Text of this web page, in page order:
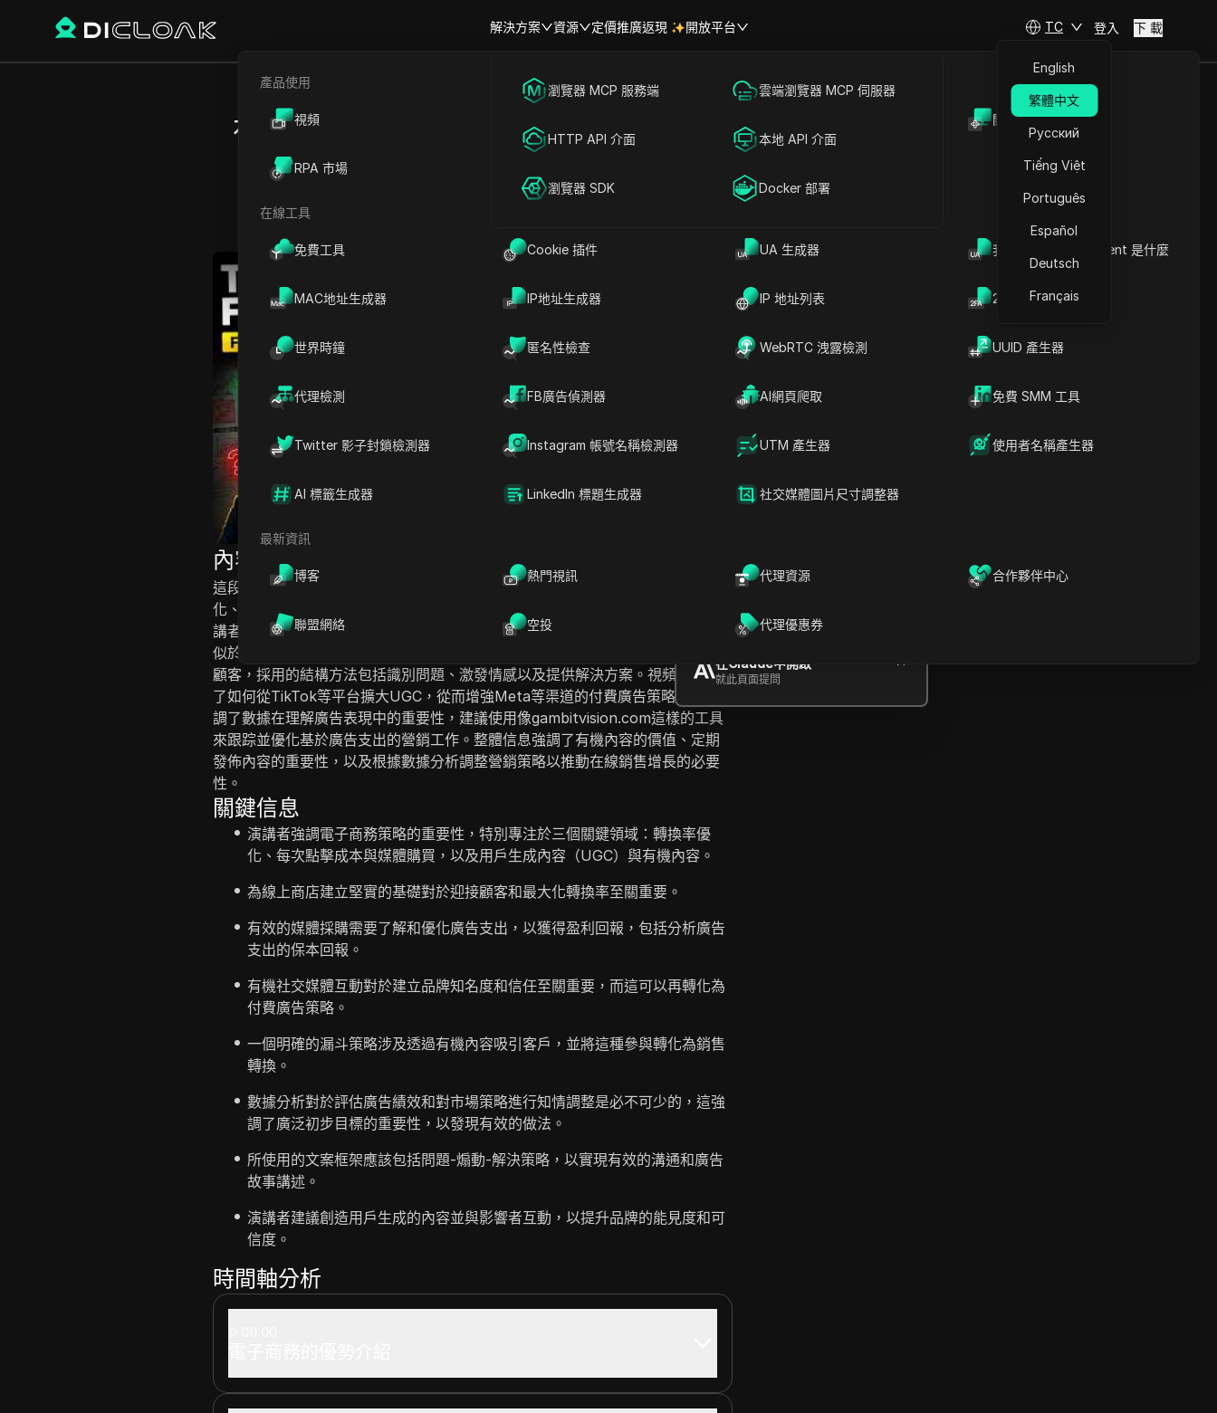
解決方案
海外社媒營銷
廣告投放
帳號共享
資源
產品使用
視頻 開放API
RPA 市場
在線工具
免費工具 Cookie 插件 UA 生成器 我的瀏覽器 User Agent 是什麼
MAC地址生成器 IP地址生成器 IP 地址列表 2FA验证码生成器
世界時鐘 匿名性檢查 WebRTC 洩露檢測 UUID 產生器
代理檢測 FB廣告偵測器 AI網頁爬取 免費 SMM 工具
Twitter 影子封鎖檢測器 Instagram 帳號名稱檢測器 UTM 產生器 使用者名稱產生器
AI 標籤生成器 LinkedIn 標題生成器 社交媒體圖片尺寸調整器
最新資訊
博客 熱門視訊 代理資源 合作夥伴中心
聯盟網絡 空投 代理優惠券
定價推廣返現 開放平台
瀏覽器 MCP 服務端 雲端瀏覽器 MCP 伺服器
HTTP API 介面 本地 API 介面
瀏覽器 SDK Docker 部署
TC
English
繁體中文
Русский
Tiếng Việt
Português
Español
Deutsch
Français
登入 下 載
首頁|熱門視訊
在10分鐘內修復不良的TikTok商店ROAS（更新於2026年5
Play Video: 在10分鐘內修復不良的TikTok商店ROAS（更新於2026年5月）
內容介紹
就此頁面提問
在Claude中開啟
就此頁面提問
這段視頻提供了有關電子商務營銷策略的洞見，強調了三個關鍵要素：轉換率優
化、每次點擊成本，以及利用用戶生成內容（UGC）和有機內容的媒體購買。演
講者擁有與眾多品牌合作的經驗，討論了為在線商店建立堅實基礎的重要性，類
似於建造一個舒適的家。他提供了關於創建有效廣告的技巧，這些廣告能夠吸引
顧客，採用的結構方法包括識別問題、激發情感以及提供解決方案。視頻還探討
了如何從TikTok等平台擴大UGC，從而增強Meta等渠道的付費廣告策略。它強
調了數據在理解廣告表現中的重要性，建議使用像gambitvision.com這樣的工具
來跟踪並優化基於廣告支出的營銷工作。整體信息強調了有機內容的價值、定期
發佈內容的重要性，以及根據數據分析調整營銷策略以推動在線銷售增長的必要
性。
關鍵信息
演講者強調電子商務策略的重要性，特別專注於三個關鍵領域：轉換率優
化、每次點擊成本與媒體購買，以及用戶生成內容（UGC）與有機內容。
為線上商店建立堅實的基礎對於迎接顧客和最大化轉換率至關重要。
有效的媒體採購需要了解和優化廣告支出，以獲得盈利回報，包括分析廣告
支出的保本回報。
有機社交媒體互動對於建立品牌知名度和信任至關重要，而這可以再轉化為
付費廣告策略。
一個明確的漏斗策略涉及透過有機內容吸引客戶，並將這種參與轉化為銷售
轉換。
數據分析對於評估廣告績效和對市場策略進行知情調整是必不可少的，這強
調了廣泛初步目標的重要性，以發現有效的做法。
所使用的文案框架應該包括問題-煽動-解決策略，以實現有效的溝通和廣告
故事講述。
演講者建議創造用戶生成的內容並與影響者互動，以提升品牌的能見度和可
信度。
時間軸分析
文章內容
時間軸分析
相關問題與答案
更多視頻推薦